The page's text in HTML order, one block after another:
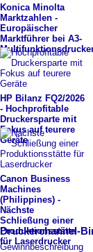
Konica Minolta
Marktzahlen -
Europäischer
Marktführer bei A3-
HP Bilanz FQ2/2026
- ​ Hochprofitable
Druckersparte mit
Fokus auf teurere
Geräte
Canon Business
Machines
(Philippines) -
Nächste
Schließung einer
Produktionsstätte
für Laserdrucker
Druckerchannel-
Gewinnbeschreibung